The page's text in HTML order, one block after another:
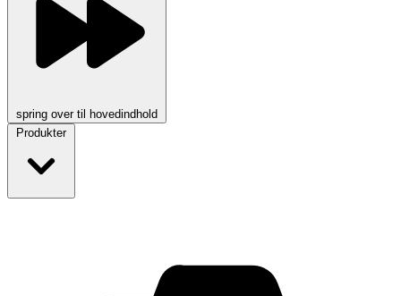
spring over til hovedindhold
Produkter